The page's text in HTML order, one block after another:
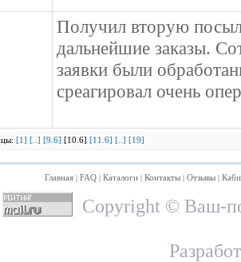
Получил вторую
дальнейшие заказы.
заявки были
среагировал очень
[1] [..] [9.6] [10.6] [11.6] [..] [19]
Главная | FAQ | Каталоги | Контакты | Отзывы |
Copyright © Ваш-